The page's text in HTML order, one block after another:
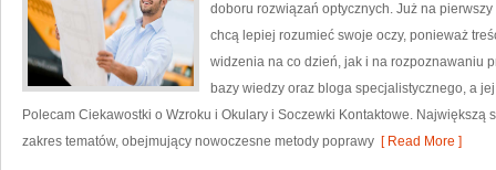
doboru rozwiązań optycznych. Już na
chcą lepiej rozumieć swoje oczy, ponieważ
widzenia na co dzień, jak i na rozpoznawaniu
bazy wiedzy oraz bloga specjalistycznego, a
Polecam Ciekawostki o Wzroku i Okulary i Soczewki Kontaktowe. Największą
zakres tematów, obejmujący nowoczesne metody poprawy [ Read More ]